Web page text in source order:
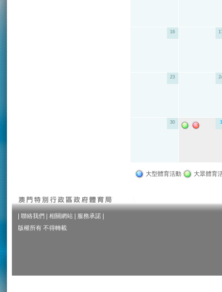
16
23
30 1
大型體育活動 大眾體育
聯絡我們 相關網站 服務承諾
版權所有 不得轉載